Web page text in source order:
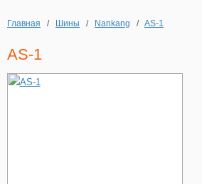
Аккумуляторы
Аксессуары
Главная / Шины / Nankang / AS-1
AS-1